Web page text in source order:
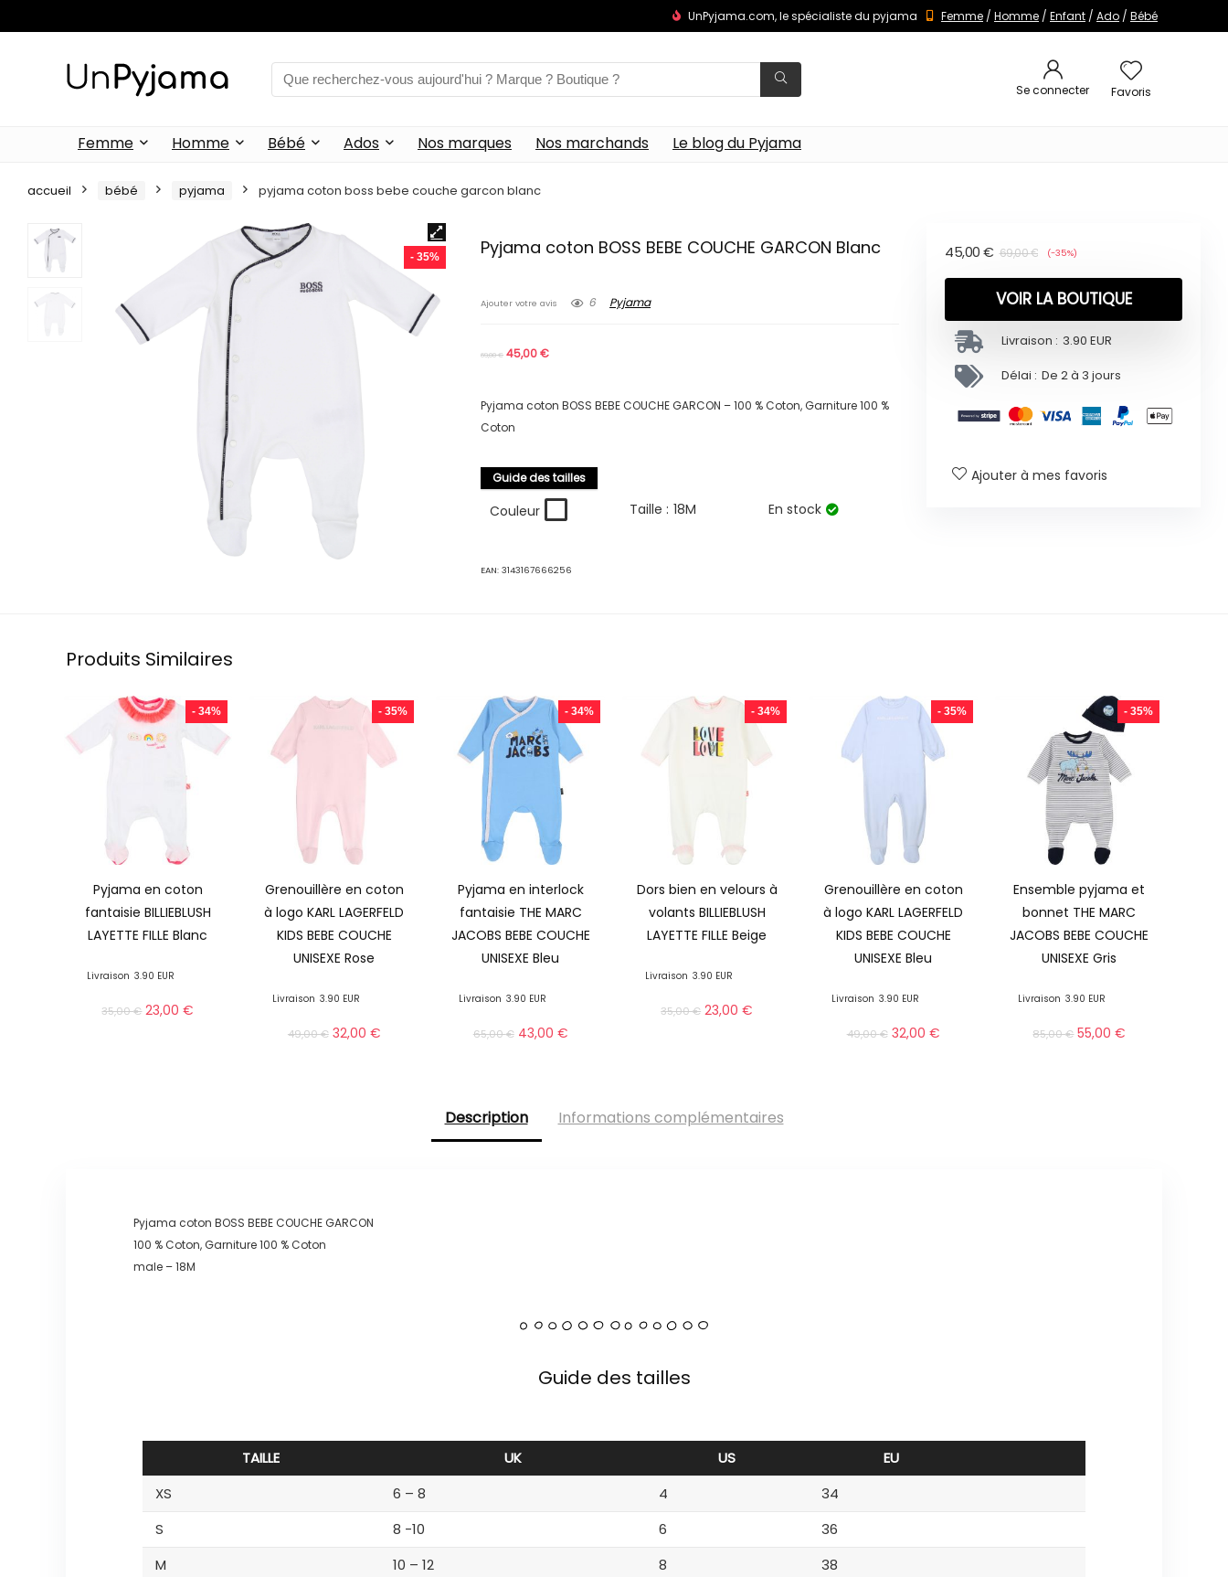
UnPyjama.com, le spécialiste du pyjama Femme / Homme / Enfant / Ado / Bébé
Se connecter Favoris
Femme Homme Bébé Ados Nos marques Nos marchands Le blog du Pyjama
accueil bébé pyjama pyjama coton boss bebe couche garcon blanc
- 35% Pyjama coton BOSS BEBE COUCHE GARCON Blanc
Ajouter votre avis 6 Pyjama
69,00€ 45,00€
Pyjama coton BOSS BEBE COUCHE GARCON – 100 % Coton, Garniture 100 %
Coton
Guide des tailles
Couleur Taille : 18M En stock
EAN:3143167666256
69,00€
45,00 € (-35%)
VOIR LA BOUTIQUE
Livraison : 3.90 EUR
Délai : De 2 à 3 jours
Ajouter à mes favoris
Produits Similaires
- 34%
Pyjama en coton
fantaisie BILLIEBLUSH
LAYETTE FILLE Blanc
Livraison 3.90 EUR
35,00€ 23,00€
- 35%
Grenouillère en coton
à logo KARL LAGERFELD
KIDS BEBE COUCHE
UNISEXE Rose
Livraison 3.90 EUR
49,00€ 32,00 €
- 34%
Pyjama en interlock
fantaisie THE MARC
JACOBS BEBE COUCHE
UNISEXE Bleu
Livraison 3.90 EUR
65,00€ 43,00 €
- 34%
Dors bien en velours à
volants BILLIEBLUSH
LAYETTE FILLE Beige
Livraison 3.90 EUR
35,00€ 23,00€
- 35%
Grenouillère en coton
à logo KARL LAGERFELD
KIDS BEBE COUCHE
UNISEXE Bleu
Livraison 3.90 EUR
49,00€ 32,00 €
- 35%
Ensemble pyjama et
bonnet THE MARC
JACOBS BEBE COUCHE
UNISEXE Gris
Livraison 3.90 EUR
85,00€ 55,00€
Description Informations complémentaires
Pyjama coton BOSS BEBE COUCHE GARCON
100 % Coton, Garniture 100 % Coton
male – 18M
Guide des tailles
TAILLE UK US
EU
XS
6 – 8 4
34
S
8 -10 6
36
M
10 – 12 8
38